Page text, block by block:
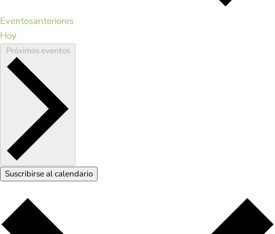
Eventosanteriores
Hoy
Próximoseventos
Suscribirse al calendario